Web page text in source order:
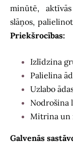
minūtē,
slāņos,
Priekšrocības:
Izlīdzina
Palielina
Uzlabo
Nodrošina
Mitrina un
Galvenās